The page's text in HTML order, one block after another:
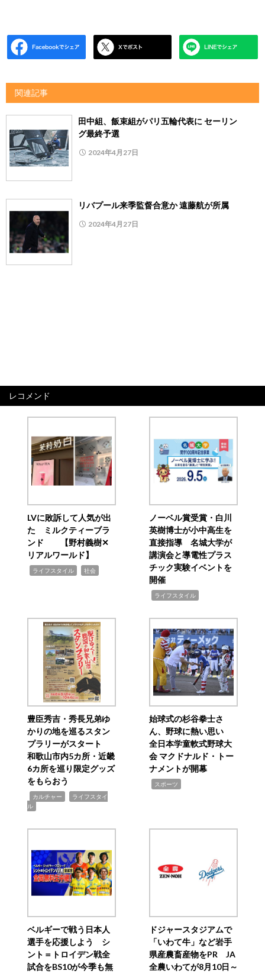
関連記事
田中組、飯束組がパリ五輪代表に セーリン
グ最終予選
2024年4月27日
リバプール来季監督合意か 遠藤航が所属
2024年4月27日
レコメンド
LVに敗訴して人気が出
た ミルクティーブラ
ンド 【野村義樹✕
リアルワールド】
ライフスタイル 社会
ノーベル賞受賞・白川
英樹博士が小中高生を
直接指導 名城大学が
講演会と導電性プラス
チック実験イベントを
開催
ライフスタイル
豊臣秀吉・秀長兄弟ゆ
かりの地を巡るスタン
プラリーがスタート
和歌山市内5カ所・近畿
6カ所を巡り限定グッズ
をもらおう
カルチャー
ライフスタイ
ル
始球式の杉谷拳士さ
ん、野球に熱い思い
全日本学童軟式野球大
会 マクドナルド・トー
ナメントが開幕
スポーツ
ベルギーで戦う日本人
選手を応援しよう シ
ント＝トロイデン戦全
試合をBS10が今季も無
ドジャースタジアムで
「いわて牛」など岩手
県産農畜産物をPR JA
全農いわてが8月10日～